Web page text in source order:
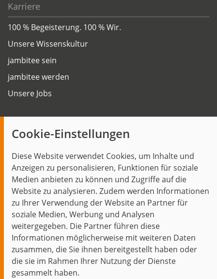
Cookie-Einstellungen
Diese Website verwendet Cookies, um Inhalte und
Anzeigen zu personalisieren, Funktionen für soziale
Medien anbieten zu können und Zugriffe auf die
Website zu analysieren. Zudem werden Informationen
zu Ihrer Verwendung der Website an Partner für
soziale Medien, Werbung und Analysen
weitergegeben. Die Partner führen diese
Informationen möglicherweise mit weiteren Daten
zusammen, die Sie ihnen bereitgestellt haben oder
die sie im Rahmen Ihrer Nutzung der Dienste
gesammelt haben.
Karriere
100 % Begeisterung. 100 % Wir.
Unsere Wissenskultur
jambitee sein
jambitee werden
Unsere Jobs
Themen im Fokus
Events
Start Datenschutz Impressum
Kontakt
jambit auf instagramjambit auf kununujambit auf linkedin
© 1999–2026 jambit GmbH. Alle Rechte vorbehalten.